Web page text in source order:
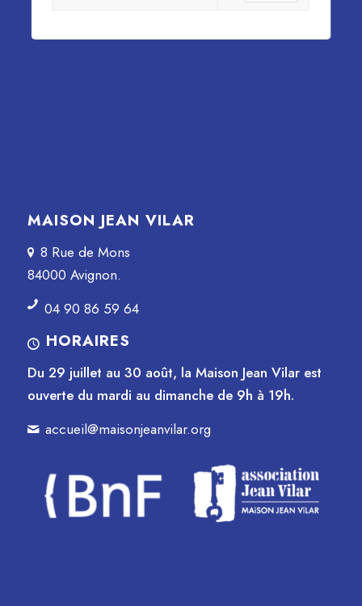
MAISON JEAN VILAR
8 Rue de Mons
84000 Avignon.
04 90 86 59 64
HORAIRES
Du 29 juillet au 30 août, la Maison Jean Vilar est
ouverte du mardi au dimanche de 9h à 19h.
accueil@maisonjeanvilar.org